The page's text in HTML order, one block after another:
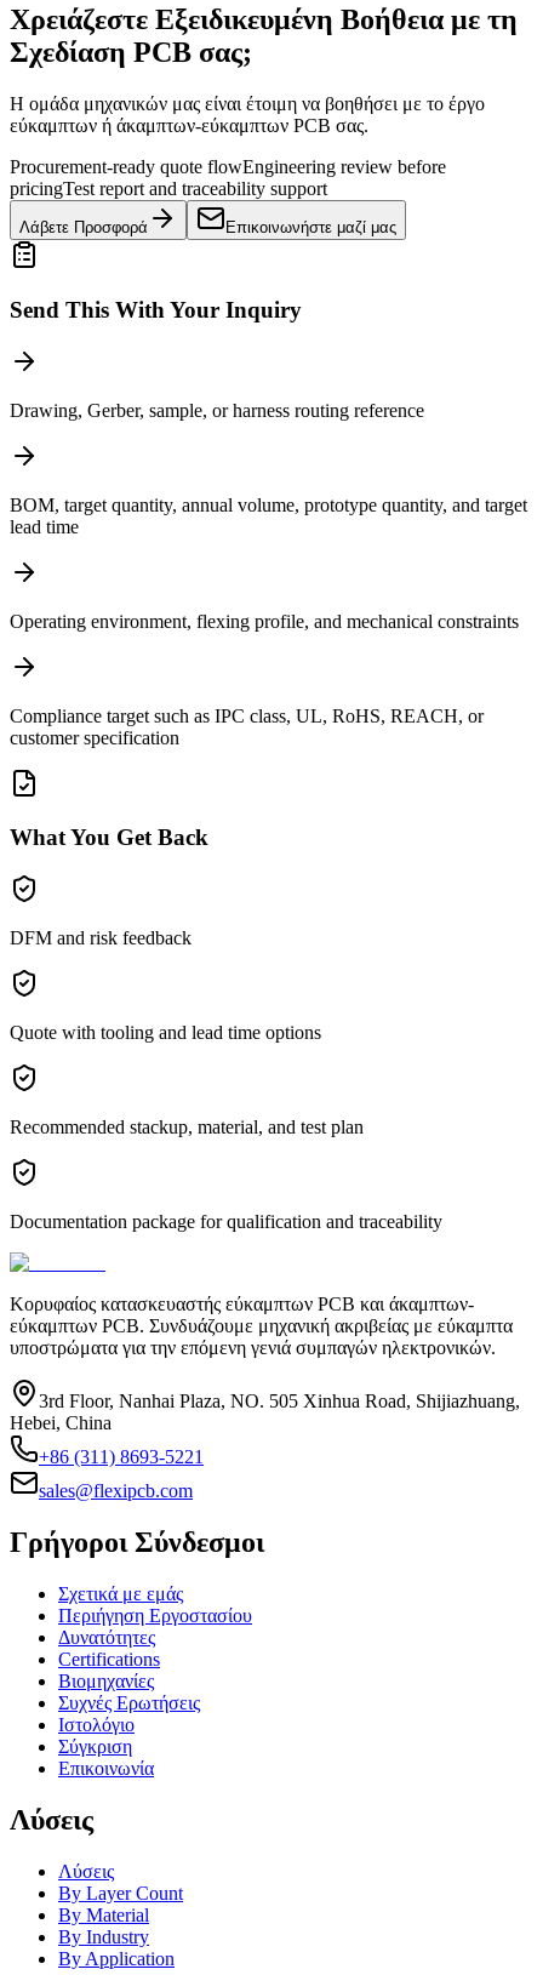
Χρειάζεστε Εξειδικευμένη Βοήθεια με τη
Σχεδίαση PCB σας;
Η ομάδα μηχανικών μας είναι έτοιμη να βοηθήσει με το έργο
εύκαμπτων ή άκαμπτων-εύκαμπτων PCB σας.
Procurement-ready quote flowEngineering review before
pricingTest report and traceability support
Λάβετε Προσφορά Επικοινωνήστε μαζί μας
Send This With Your Inquiry
Drawing, Gerber, sample, or harness routing reference
BOM, target quantity, annual volume, prototype quantity, and target
lead time
Operating environment, flexing profile, and mechanical constraints
Compliance target such as IPC class, UL, RoHS, REACH, or
customer specification
What You Get Back
DFM and risk feedback
Quote with tooling and lead time options
Recommended stackup, material, and test plan
Documentation package for qualification and traceability
Κορυφαίος κατασκευαστής εύκαμπτων PCB και άκαμπτων-
εύκαμπτων PCB. Συνδυάζουμε μηχανική ακριβείας με εύκαμπτα
υποστρώματα για την επόμενη γενιά συμπαγών ηλεκτρονικών.
3rd Floor, Nanhai Plaza, NO. 505 Xinhua Road, Shijiazhuang,
Hebei, China
+86 (311) 8693-5221
sales@flexipcb.com
Γρήγοροι Σύνδεσμοι
Σχετικά με εμάς
Περιήγηση Εργοστασίου
Δυνατότητες
Certifications
Βιομηχανίες
Συχνές Ερωτήσεις
Ιστολόγιο
Σύγκριση
Επικοινωνία
Λύσεις
Λύσεις
By Layer Count
By Material
By Industry
By Application